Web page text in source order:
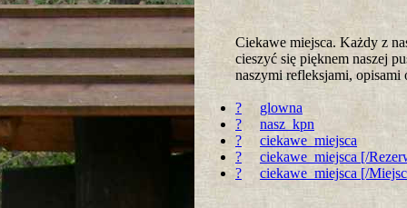
Ciekawe miejsca. Każdy z
cieszyć się pięknem naszej
naszymi refleksjami,
?
glowna
?
nasz_kpn
?
ciekawe_miejsca
?
ciekawe_miejsca [/
?
ciekawe_miejsca [/